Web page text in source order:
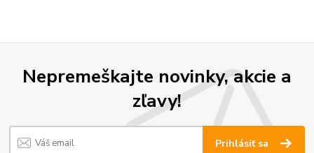
Nepremeškajte novinky, akcie a
zľavy!
Prihlásiť sa